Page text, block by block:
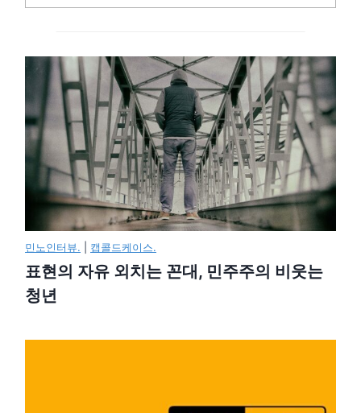
민노인터뷰. 캡콜드케이스.
표현의 자유 외치는 꼰대, 민주주의 비웃는
청년